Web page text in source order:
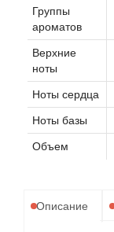
Группы
ароматов
Верхние
ноты
Ноты сердца
Ноты базы
Объем
Описание